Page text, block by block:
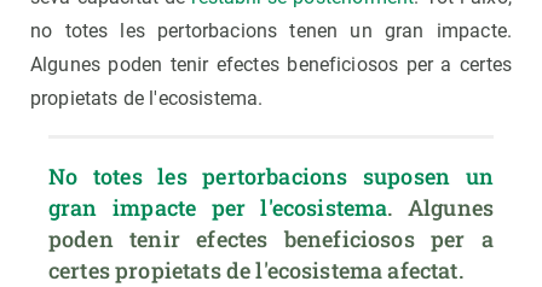
no totes les pertorbacions tenen un gran impacte.
Algunes poden tenir efectes beneficiosos per a certes
propietats de l'ecosistema.
No totes les pertorbacions suposen un
gran impacte per l'ecosistema. Algunes
poden tenir efectes beneficiosos per a
certes propietats de l'ecosistema afectat.